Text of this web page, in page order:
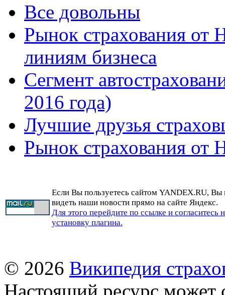
Все довольны
Рынок страхования от
линиям бизнеса
Сегмент
2016 года)
Лучшие друзья
Рынок страхования от
Если Вы пользуетесь сайтом YANDEX.RU, Вы
видеть наши новости прямо на сайте Яндекс.
Для этого перейдите по ссылке и согласитесь
установку плагина.
© 2026 Википедия
Настоящий ресурс может